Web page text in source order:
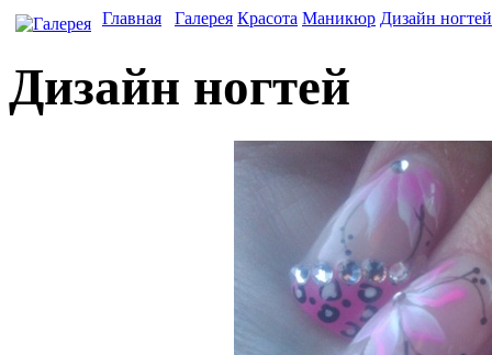
Главная Галерея Красота Маникюр Дизайн ногтей
Дизайн ногтей